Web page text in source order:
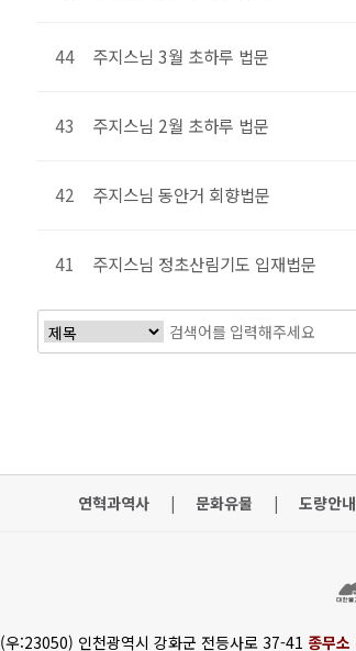
44 주지스님 3월 초하루 법문
43 주지스님 2월 초하루 법문
42 주지스님 동안거 회향법문
41 주지스님 정초산림기도 입재법문
연혁과역사 | 문화유물 | 도량안내
(우:23050) 인천광역시 강화군 전등사로 37-41 종무